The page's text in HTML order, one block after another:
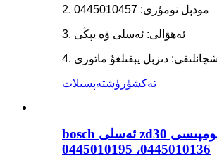
2. مودېل نومۇرى: 0445010457
3. ئەھۋالى: ئەسلى ۋە يېڭى
دىزېل يېقىلغۇ ماتورى
تەكشۈرۈشتەپسىلات
bosch ئەسلى zd30 يېقىلغۇ پومپىسى
0445010136، 0445010195